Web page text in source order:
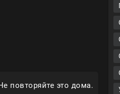
повторяйте это дома.